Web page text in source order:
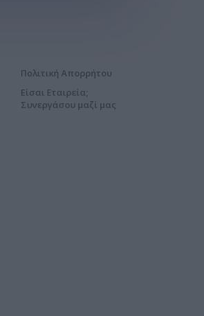
Πολιτική Απορρήτου
Είσαι Εταιρεία;
Συνεργάσου μαζί μας